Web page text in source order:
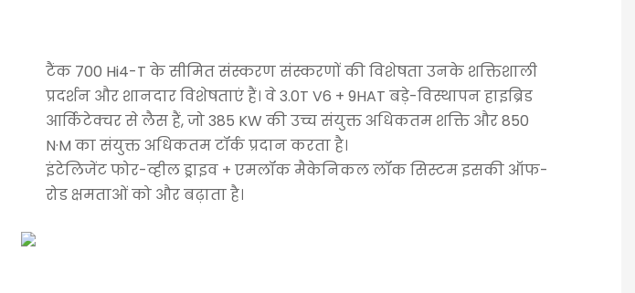
टैंक 700 Hi4-T के सीमित संस्करण संस्करणों की विशेषता उनके शक्तिशाली
प्रदर्शन और शानदार विशेषताएं हैं। वे 3.0T V6 + 9HAT बड़े-विस्थापन हाइब्रिड
आर्किटेक्चर से लैस हैं, जो 385 KW की उच्च संयुक्त अधिकतम शक्ति और 850
N·M का संयुक्त अधिकतम टॉर्क प्रदान करता है।
इंटेलिजेंट फोर-व्हील ड्राइव + एमलॉक मैकेनिकल लॉक सिस्टम इसकी ऑफ-
रोड क्षमताओं को और बढ़ाता है।